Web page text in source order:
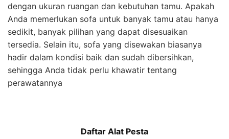
dengan ukuran ruangan dan kebutuhan tamu. Apakah
Anda memerlukan sofa untuk banyak tamu atau hanya
sedikit, banyak pilihan yang dapat disesuaikan
tersedia. Selain itu, sofa yang disewakan biasanya
hadir dalam kondisi baik dan sudah dibersihkan,
sehingga Anda tidak perlu khawatir tentang
perawatannya
Daftar Alat Pesta